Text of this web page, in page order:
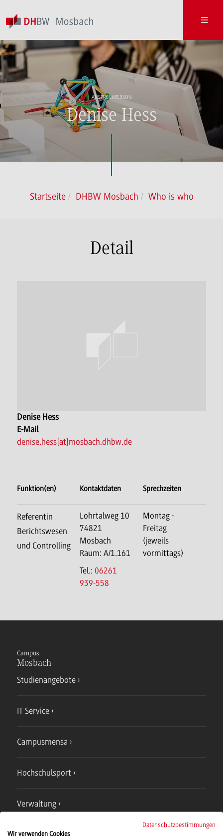
ANSPRECHPERSON
Denise Hess
Startseite DHBW Mosbach Who is who
Detail
Denise Hess
E-Mail
denise.hess[at]mosbach.dhbw.de
Funktion(en) Kontaktdaten Sprechzeiten
Referentin
Berichtswesen
und Controlling
Lohrtalweg 10
74821
Mosbach
Raum: A/1.161
Tel.: 06261
939-558
Montag -
Freitag
(jeweils
vormittags)
Campus
Mosbach
Studienangebote
IT Service
Campusmensa
Hochschulsport
Verwaltung
Datenschutzbestimmungen
Wir verwenden Cookies